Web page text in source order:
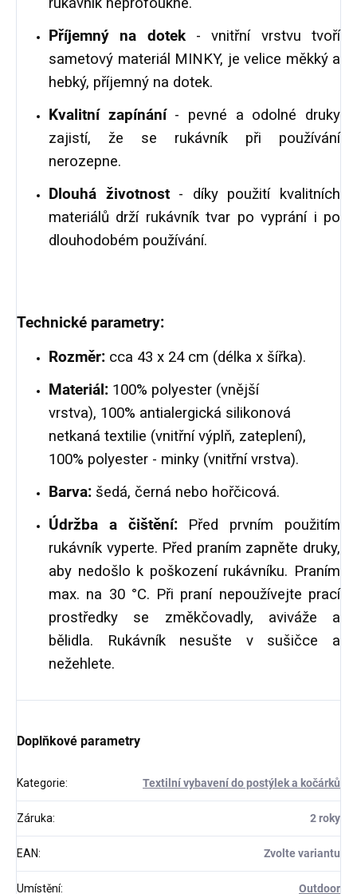
rukávník neprofoukne.
Příjemný na dotek- vnitřní vrstvu tvoří
sametový materiál MINKY, je velice měkký a
hebký, příjemný na dotek.
Kvalitní zapínání- pevné a odolné druky
zajistí, že se rukávník při používání
nerozepne.
Dlouhá životnost- díky použití kvalitních
materiálů drží rukávník tvar po vyprání i po
dlouhodobém používání.
Technické parametry:
Rozměr: cca 43 x 24 cm (délka x šířka).
Materiál: 100% polyester (vnější
vrstva), 100% antialergická silikonová
netkaná textilie (vnitřní výplň, zateplení),
100% polyester - minky (vnitřní vrstva).
Barva: šedá, černá nebo hořčicová.
Údržba a čištění:Před prvním použitím
rukávník vyperte. Před praním zapněte druky,
aby nedošlo k poškození rukávníku. Praním
max. na 30 °C. Při praní nepoužívejte prací
prostředky se změkčovadly, aviváže a
bělidla. Rukávník nesušte v sušičce a
nežehlete.
Doplňkové parametry
Kategorie: Textilní vybavení do postýlek a kočárků
Záruka: 2 roky
EAN: Zvolte variantu
Umístění: Outdoor